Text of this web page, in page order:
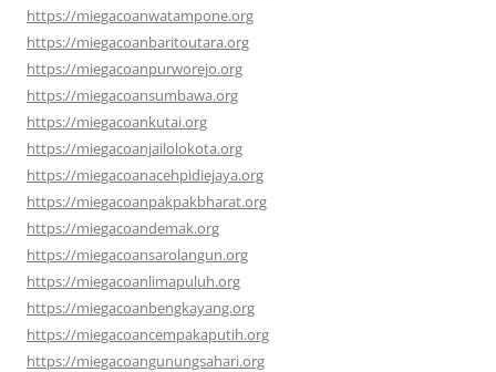
https://miegacoanwatampone.org
https://miegacoanbaritoutara.org
https://miegacoanpurworejo.org
https://miegacoansumbawa.org
https://miegacoankutai.org
https://miegacoanjailolokota.org
https://miegacoanacehpidiejaya.org
https://miegacoanpakpakbharat.org
https://miegacoandemak.org
https://miegacoansarolangun.org
https://miegacoanlimapuluh.org
https://miegacoanbengkayang.org
https://miegacoancempakaputih.org
https://miegacoangunungsahari.org